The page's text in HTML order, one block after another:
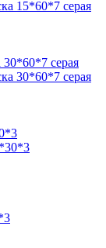
30*60*7 серая